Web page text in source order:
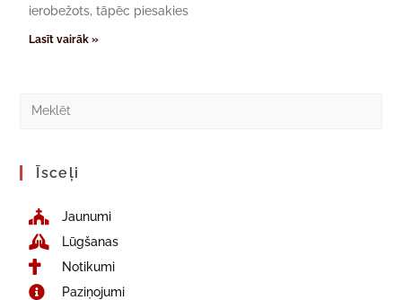
ierobežots, tāpēc piesakies
Lasīt vairāk »
Īsceļi
Jaunumi
Lūgšanas
Notikumi
Paziņojumi